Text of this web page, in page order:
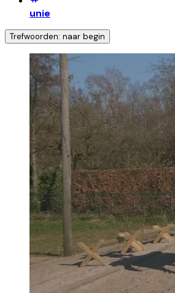
unie
Trefwoorden: naar begin